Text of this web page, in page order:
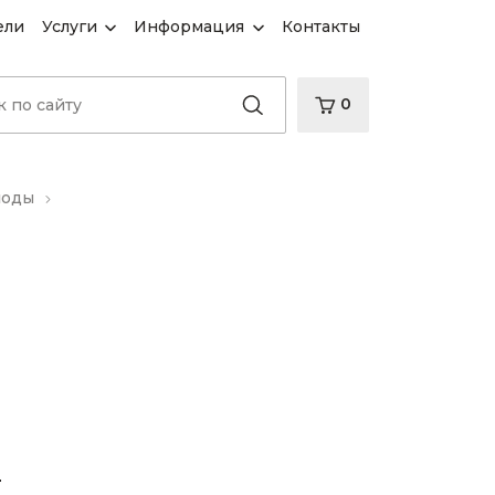
Услуги Информация Контакты
0